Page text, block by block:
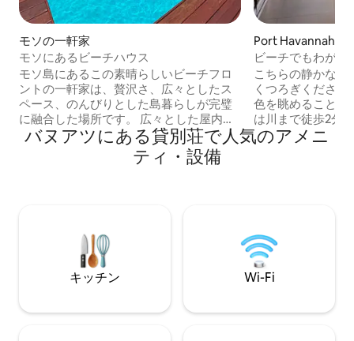
モソの一軒家
モソにあるビーチハウス
モソ島にあるこの素晴らしいビーチフロ
ントの一軒家は、贅沢さ、広々としたス
ペース、のんびりとした島暮らしが完璧
に融合した場所です。 広々とした屋内リ
ビングエリアが2つとベッドルームが3つ
あり、リラックスして元気を回復できる
十分なスペースがあります。 外に出る
な専用の裏庭があり、広々としたスペー
スと島特有の穏やかな雰囲気を楽しめま
す。 このビーチハウスでは、究極の休暇
体験をお楽しみいただけます。
Port Havannahの
ビーチでもわが
所
こちらの静かなお
くつろぎくださ
色を眺めることが
は川まで徒歩2分
リングを楽しめます。 ニュージ
を拠点とし、バヌ
ランダにつながっ
です。 近くにはお店があります。昼食や
夕食には、沖合の
帰り旅行をお楽し
バヌアツにある貸別荘で人気のアメニ
ティ・設備
キッチン Wi-Fi